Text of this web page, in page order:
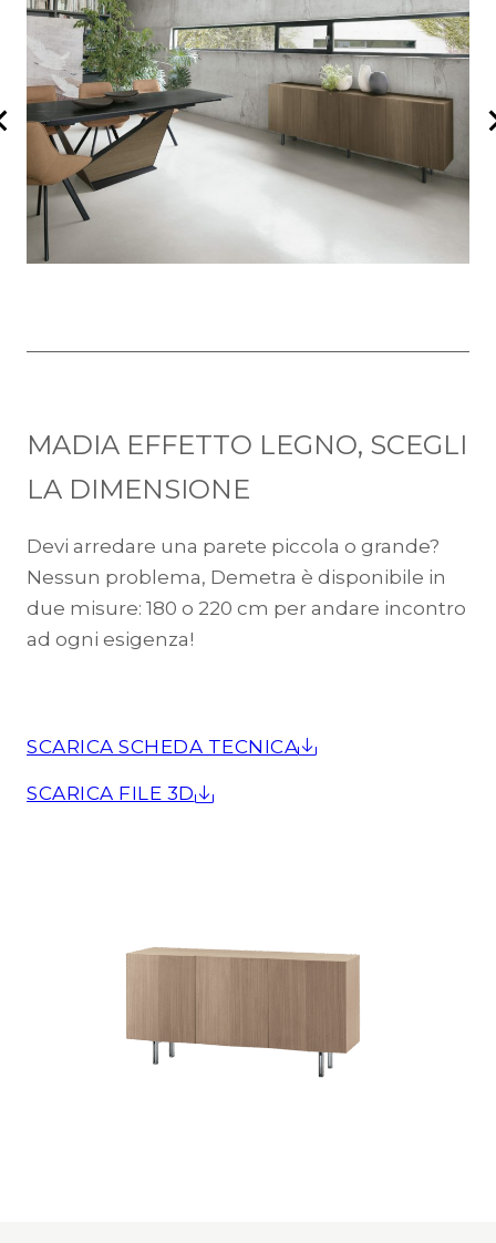
MADIA EFFETTO LEGNO, SCEGLI
LA DIMENSIONE
Devi arredare una parete piccola o grande?
Nessun problema, Demetra è disponibile in
due misure: 180 o 220 cm per andare incontro
ad ogni esigenza!
SCARICA SCHEDA TECNICA
SCARICA FILE 3D